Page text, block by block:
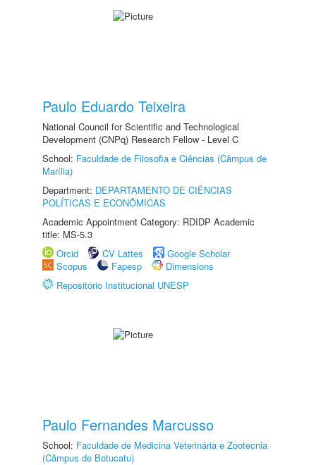
Paulo Eduardo Teixeira
National Council for Scientific and Technological
Development (CNPq) Research Fellow - Level C
School: Faculdade de Filosofia e Ciências (Câmpus de
Marília)
Department: DEPARTAMENTO DE CIÊNCIAS
POLÍTICAS E ECONÔMICAS
Academic Appointment Category: RDIDP Academic
title: MS-5.3
Orcid
CV Lattes
Google Scholar
Scopus
Fapesp
Dimensions
Repositório Institucional UNESP
Paulo Fernandes Marcusso
School: Faculdade de Medicina Veterinária e Zootecnia
(Câmpus de Botucatu)